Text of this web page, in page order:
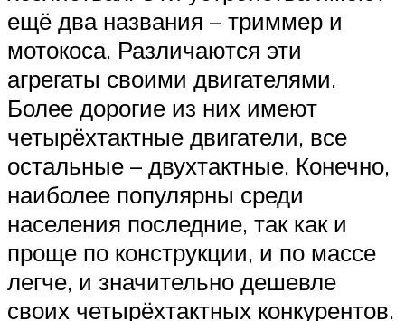
ещё два названия – триммер и
мотокоса. Различаются эти
агрегаты своими двигателями.
Более дорогие из них имеют
четырёхтактные двигатели, все
остальные – двухтактные. Конечно,
наиболее популярны среди
населения последние, так как и
проще по конструкции, и по массе
легче, и значительно дешевле
своих четырёхтактных конкурентов.